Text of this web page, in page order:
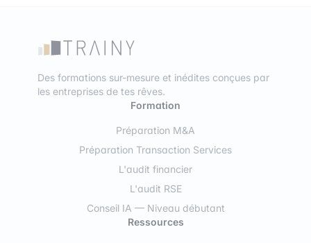
Des formations sur-mesure et inédites conçues par
les entreprises de tes rêves.
Formation
Préparation M&A
Préparation Transaction Services
L'audit financier
L'audit RSE
Conseil IA — Niveau débutant
Ressources